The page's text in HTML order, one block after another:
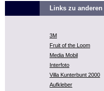
Links zu anderen
3M
Fruit of the Loom
Media Mobil
Interfoto
Villa Kunterbunt 2000
Aufkleber